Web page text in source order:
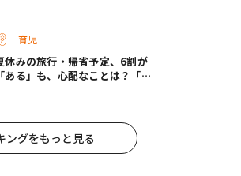
育児
休みの旅行・帰省予定、6割が
「ある」も、心配なことは？「宿
ングをもっと見る